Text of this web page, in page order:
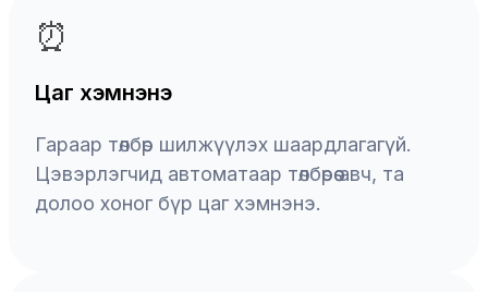
⏰
Цаг хэмнэнэ
Гараар төлбөр шилжүүлэх шаардлагагүй.
Цэвэрлэгчид автоматаар төлбөрөө авч, та
долоо хоног бүр цаг хэмнэнэ.